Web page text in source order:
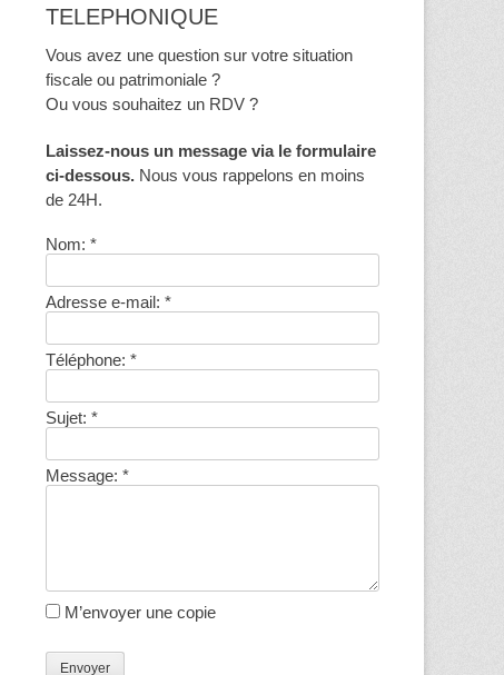
TELEPHONIQUE
Vous avez une question sur votre situation
fiscale ou patrimoniale ?
Ou vous souhaitez un RDV ?
Laissez-nous un message via le formulaire
ci-dessous. Nous vous rappelons en moins
de 24H.
Nom: *
Adresse e-mail: *
Téléphone: *
Sujet: *
Message: *
M’envoyer une copie